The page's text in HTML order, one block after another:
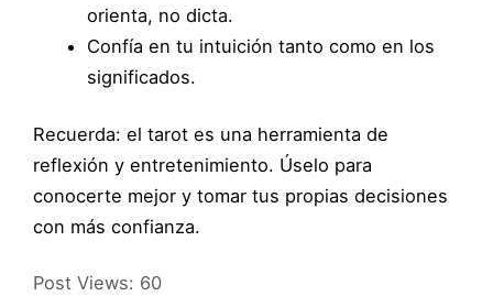
orienta, no dicta.
Confía en tu intuición tanto como en los
significados.
Recuerda: el tarot es una herramienta de
reflexión y entretenimiento. Úselo para
conocerte mejor y tomar tus propias decisiones
con más confianza.
Post Views: 60